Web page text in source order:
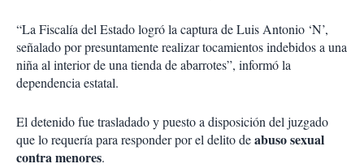
“La Fiscalía del Estado logró la captura de Luis Antonio ‘N’,
señalado por presuntamente realizar tocamientos indebidos a una
niña al interior de una tienda de abarrotes”, informó la
dependencia estatal.
El detenido fue trasladado y puesto a disposición del juzgado
que lo requería para responder por el delito deabuso sexual
contra menores.